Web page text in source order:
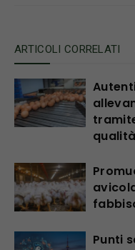
ARTICOLI CORRELATI
Punti